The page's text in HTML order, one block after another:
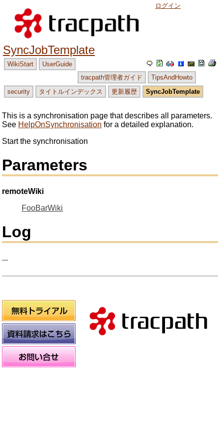
ログイン
SyncJobTemplate
WikiStart
UserGuide
tracpath管理者ガイド
TipsAndHowto
security
タイトルインデックス 更新履歴 SyncJobTemplate
This is a synchronisation page that describes all parameters.
See HelpOnSynchronisation for a detailed explanation.
Start the synchronisation
Parameters
remoteWiki
FooBarWiki
Log
...